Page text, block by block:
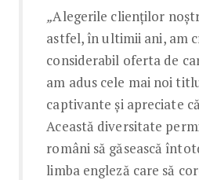
„Alegerile clienților
astfel, în ultimii ani, am
considerabil oferta de
am adus cele mai noi
captivante și apreciate
Această diversitate
români să găsească
limba engleză care să